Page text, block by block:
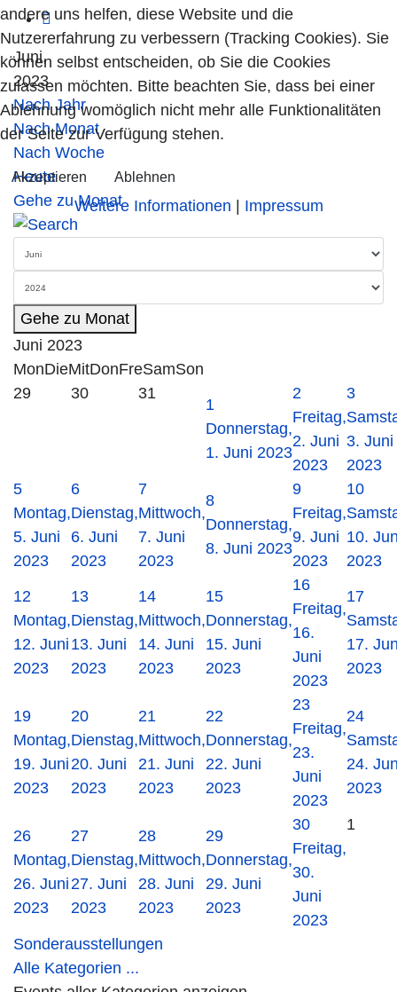
Juni,
2023
Nach Jahr
Nach Monat
Nach Woche
Heute
Gehe zu Monat
Gehe zu Monat
Juni 2023
MonDieMitDonFreSamSon
29
30 31
1
Donnerstag,
1. Juni 2023
2
Freitag,
2. Juni
2023
3
3. Juni
2023
5
Montag,
5. Juni
2023
6
Dienstag,
6. Juni
2023
7
Mittwoch,
7. Juni
2023
8
Donnerstag,
8. Juni 2023
9
Freitag,
9. Juni
2023
10
10.
2023
12
Montag,
12. Juni
2023
13
Dienstag,
13. Juni
2023
14
Mittwoch,
14. Juni
2023
15
Donnerstag,
15. Juni
2023
16
Freitag,
16.
Juni
2023
17
17.
2023
19
Montag,
19. Juni
2023
20
Dienstag,
20. Juni
2023
21
Mittwoch,
21. Juni
2023
22
Donnerstag,
22. Juni
2023
23
Freitag,
23.
Juni
2023
24
24.
2023
26
Montag,
26. Juni
2023
27
Dienstag,
27. Juni
2023
28
Mittwoch,
28. Juni
2023
29
Donnerstag,
29. Juni
2023
30
Freitag,
30.
Juni
2023
1
Sonderausstellungen
Alle Kategorien ...
andere uns helfen, diese Website und die
Nutzererfahrung zu verbessern (Tracking Cookies). Sie
können selbst entscheiden, ob Sie die Cookies
zulassen möchten. Bitte beachten Sie, dass bei einer
Ablehnung womöglich nicht mehr alle Funktionalitäten
der Seite zur Verfügung stehen.
Akzeptieren Ablehnen
Weitere Informationen | Impressum